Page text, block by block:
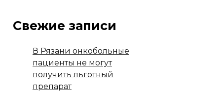
Свежие записи
В Рязани онкобольные
пациенты не могут
получить льготный
препарат